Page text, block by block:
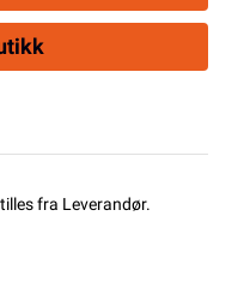
fra Leverandør.